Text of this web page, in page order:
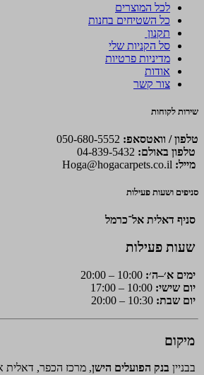
לכל המוצרים
כל השטיחים בחנות
תקנון
סל הקניות שלי
מדיניות פרטיות
אודות
צור קשר
שירות לקוחות
טלפון / וואטסאפ:
טלפון באולם:
מייל: Hoga@hogacarpets.co.il
סניפים ושעות פעילות
סניף דאלית אל־כרמל
שעות פעילות
ימים א׳–ה׳:
יום שישי:
יום שבת:
מיקום
בבניין בנק הפועלים הישן, מרכז הכפר, דאלית